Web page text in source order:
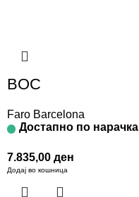
BOC
Faro Barcelona
Достапно по нарачка
7.835,00 ден
Додај во кошница